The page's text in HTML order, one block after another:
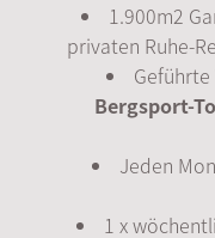
1.900m2
privaten Ruhe-
Bergsport-
Jeden
1 x